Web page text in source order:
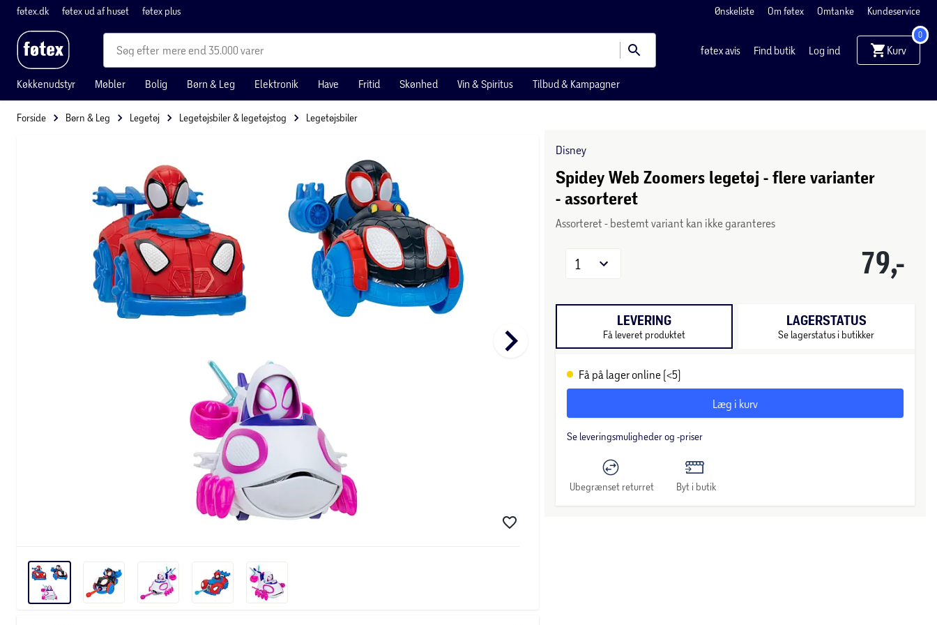
føtex.dk føtex ud af huset føtex plus Ønskeliste Om føtex Omtanke Kundeservice
mere end 35.000 varer føtex avis Find butik Log ind Kurv
0
Køkkenudstyr Møbler Bolig Børn & Leg Elektronik Have Fritid Skønhed Vin & Spiritus Tilbud & Kampagner
Forside Børn & Leg Legetøj Legetøjsbiler & legetøjstog Legetøjsbiler
keyboard_arrow_right
Disney
Spidey Web Zoomers legetøj - flere varianter
- assorteret
Assorteret - bestemt variant kan ikke garanteres
79,-
1
LEVERING
Få leveret produktet
LAGERSTATUS
Se lagerstatus i butikker
Få på lager online (<5)
Læg i kurv
Se leveringsmuligheder og -priser
Ubegrænset returret Byt i butik